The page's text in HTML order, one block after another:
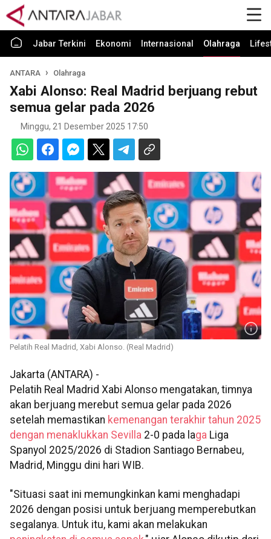
Jabar Terkini Ekonomi Internasional Olahraga
ANTARA Olahraga
Xabi Alonso: Real Madrid berjuang rebut
semua gelar pada 2026
Minggu, 21 Desember 2025 17:50
Pelatih Real Madrid, Xabi Alonso. (Real Madrid)
Jakarta (ANTARA) -
Pelatih Real Madrid Xabi Alonso mengatakan, timnya
akan berjuang merebut semua gelar pada 2026
setelah memastikan kemenangan terakhir tahun 2025
dengan menaklukkan Sevilla 2-0 pada laga Liga
Spanyol 2025/2026 di Stadion Santiago Bernabeu,
Madrid, Minggu dini hari WIB.
"Situasi saat ini memungkinkan kami menghadapi
2026 dengan posisi untuk berjuang memperebutkan
segalanya. Untuk itu, kami akan melakukan